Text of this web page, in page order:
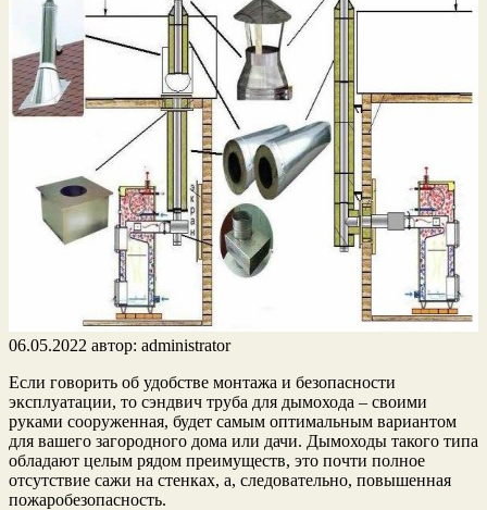
06.05.2022 автор: administrator
Если говорить об удобстве монтажа и безопасности
эксплуатации, то сэндвич труба для дымохода – своими
руками сооруженная, будет самым оптимальным вариантом
для вашего загородного дома или дачи. Дымоходы такого типа
обладают целым рядом преимуществ, это почти полное
отсутствие сажи на стенках, а, следовательно, повышенная
пожаробезопасность.